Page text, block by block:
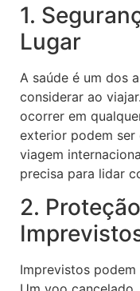
1.
Lugar
A saúde é um dos
considerar ao
ocorrer em
exterior podem ser
viagem
precisa para lidar
2.
Imprevistos